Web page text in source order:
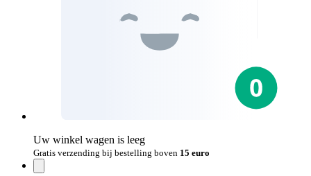
Uw winkel wagen is leeg
Gratis verzending bij bestelling boven 15 euro